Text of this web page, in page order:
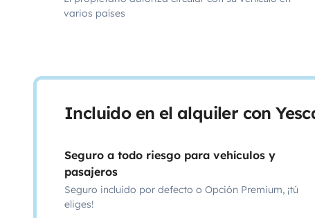
varios países
Incluido en el alquiler con
Seguro a todo riesgo para vehículos y
pasajeros
Seguro incluido por defecto o Opción Premium, ¡tú
eliges!